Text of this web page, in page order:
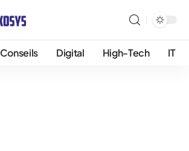
Conseils Digital High-Tech IT